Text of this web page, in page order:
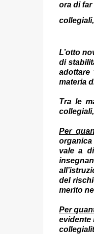
ora di
L’otto
di
adottare
materia
Tra le
Per
organica
vale a
del
merito
Per
evidente